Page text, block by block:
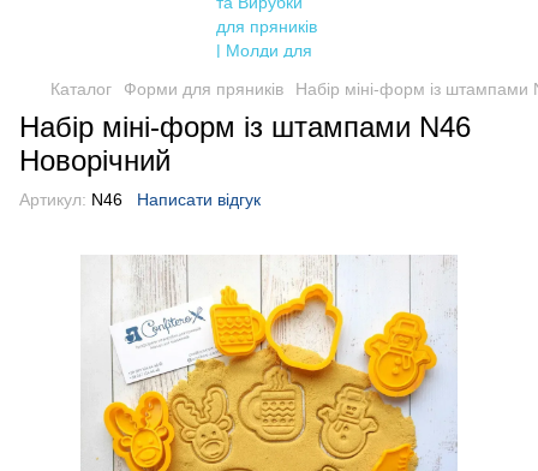
Каталог Форми для пряників Набір міні-форм із штампами
Набір міні-форм із штампами N46
Новорічний
Артикул: N46 Написати відгук